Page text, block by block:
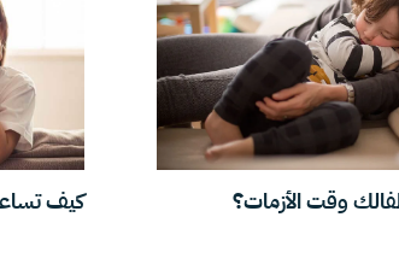
وقت الأزمات؟ كيف